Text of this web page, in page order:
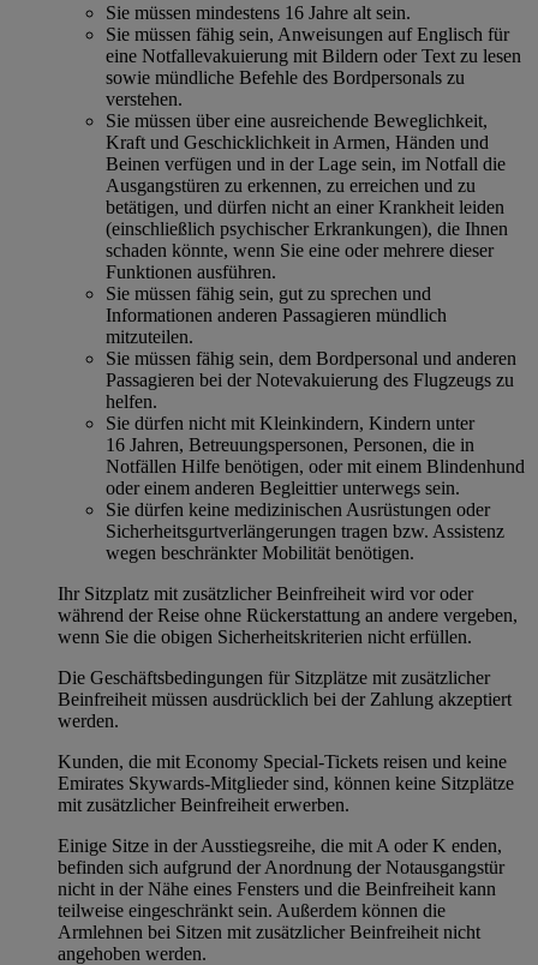
Sie müssen mindestens 16 Jahre alt sein.
Sie müssen fähig sein, Anweisungen auf Englisch für
eine Notfallevakuierung mit Bildern oder Text zu lesen
sowie mündliche Befehle des Bordpersonals zu
verstehen.
Sie müssen über eine ausreichende Beweglichkeit,
Kraft und Geschicklichkeit in Armen, Händen und
Beinen verfügen und in der Lage sein, im Notfall die
Ausgangstüren zu erkennen, zu erreichen und zu
betätigen, und dürfen nicht an einer Krankheit leiden
(einschließlich psychischer Erkrankungen), die Ihnen
schaden könnte, wenn Sie eine oder mehrere dieser
Funktionen ausführen.
Sie müssen fähig sein, gut zu sprechen und
Informationen anderen Passagieren mündlich
mitzuteilen.
Sie müssen fähig sein, dem Bordpersonal und anderen
Passagieren bei der Notevakuierung des Flugzeugs zu
helfen.
Sie dürfen nicht mit Kleinkindern, Kindern unter
16 Jahren, Betreuungspersonen, Personen, die in
Notfällen Hilfe benötigen, oder mit einem Blindenhund
oder einem anderen Begleittier unterwegs sein.
Sie dürfen keine medizinischen Ausrüstungen oder
Sicherheitsgurtverlängerungen tragen bzw. Assistenz
wegen beschränkter Mobilität benötigen.
Ihr Sitzplatz mit zusätzlicher Beinfreiheit wird vor oder
während der Reise ohne Rückerstattung an andere vergeben,
wenn Sie die obigen Sicherheitskriterien nicht erfüllen.
Die Geschäftsbedingungen für Sitzplätze mit zusätzlicher
Beinfreiheit müssen ausdrücklich bei der Zahlung akzeptiert
werden.
Kunden, die mit Economy Special-Tickets reisen und keine
Emirates Skywards-Mitglieder sind, können keine Sitzplätze
mit zusätzlicher Beinfreiheit erwerben.
Einige Sitze in der Ausstiegsreihe, die mit A oder K enden,
befinden sich aufgrund der Anordnung der Notausgangstür
nicht in der Nähe eines Fensters und die Beinfreiheit kann
teilweise eingeschränkt sein. Außerdem können die
Armlehnen bei Sitzen mit zusätzlicher Beinfreiheit nicht
angehoben werden.